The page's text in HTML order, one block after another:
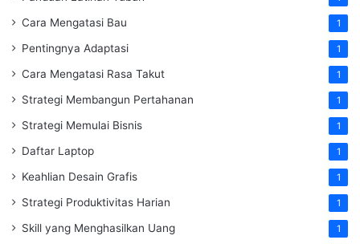
Cara Mengatasi Bau 1
Pentingnya Adaptasi 1
Cara Mengatasi Rasa Takut 1
Strategi Membangun Pertahanan 1
Strategi Memulai Bisnis 1
Daftar Laptop 1
Keahlian Desain Grafis 1
Strategi Produktivitas Harian 1
Skill yang Menghasilkan Uang 1